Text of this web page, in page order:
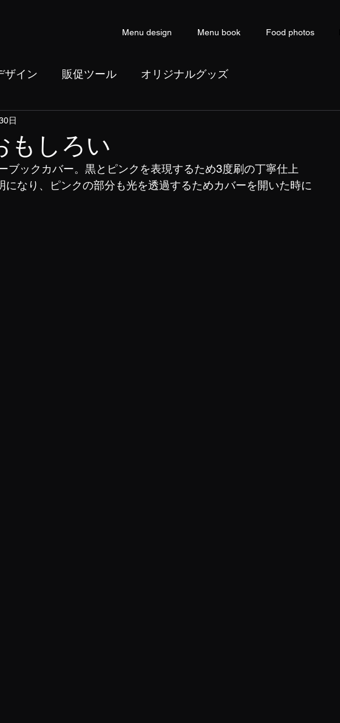
Menu design Menu book Food photos
ザイン 販促ツール オリジナルグッズ
ピーライティング
もしろい
日
ブックカバー。黒とピンクを表現するため3度刷の丁寧仕上
になり、ピンクの部分も光を透過するためカバーを開いた時に